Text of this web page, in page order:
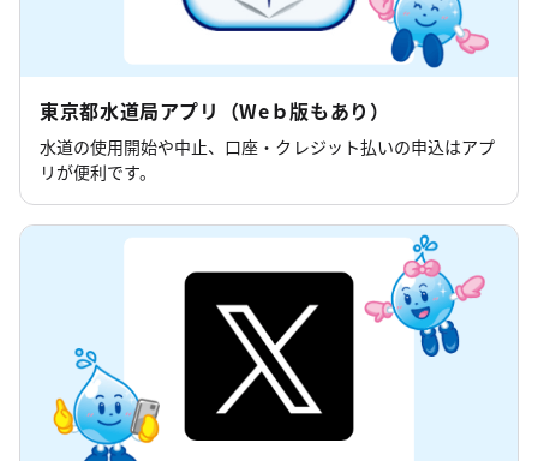
東京都水道局アプリ（Weｂ版もあり）
水道の使用開始や中止、口座・クレジット払いの申込はアプ
リが便利です。